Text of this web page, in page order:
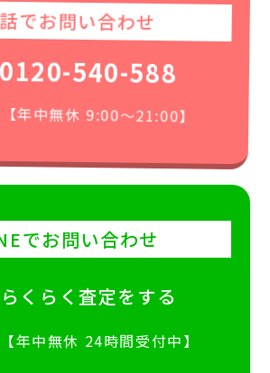
でお問い合わせ
0120-540-588
年中無休 9:00〜21:00】
でお問い合わせ
らくらく査定をする
年中無休 24時間受付中】